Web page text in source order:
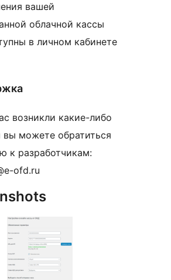
вашей
облачной кассы
в личном кабинете
возникли какие-либо
вы можете обратиться
к разработчикам:
ofd.ru